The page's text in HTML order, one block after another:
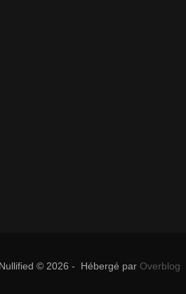
© 2026 - Hébergé par Overblog